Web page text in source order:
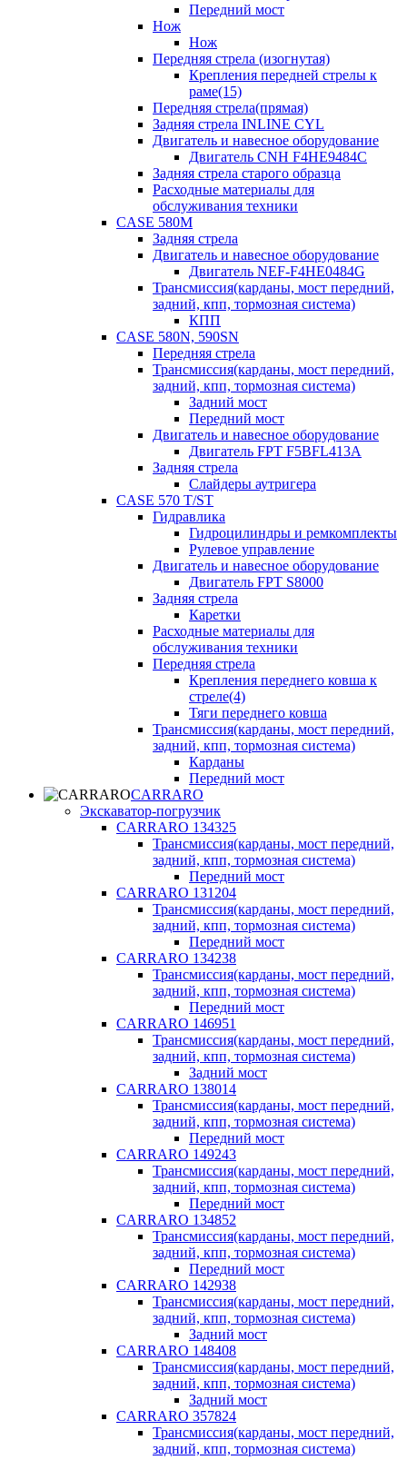
Передний мост
Нож
Нож
Передняя стрела (изогнутая)
Крепления передней стрелы к
раме(15)
Передняя стрела(прямая)
Задняя стрела INLINE CYL
Двигатель и навесное оборудование
Двигатель CNH F4HE9484C
Задняя стрела старого образца
Расходные материалы для
обслуживания техники
CASE 580M
Задняя стрела
Двигатель и навесное оборудование
Двигатель NEF-F4HE0484G
Трансмиссия(карданы, мост передний,
задний, кпп, тормозная система)
КПП
CASE 580N, 590SN
Передняя стрела
Трансмиссия(карданы, мост передний,
задний, кпп, тормозная система)
Задний мост
Передний мост
Двигатель и навесное оборудование
Двигатель FPT F5BFL413A
Задняя стрела
Слайдеры аутригера
CASE 570 T/ST
Гидравлика
Гидроцилиндры и ремкомплекты
Рулевое управление
Двигатель и навесное оборудование
Двигатель FPT S8000
Задняя стрела
Каретки
Расходные материалы для
обслуживания техники
Передняя стрела
Крепления переднего ковша к
стреле(4)
Тяги переднего ковша
Трансмиссия(карданы, мост передний,
задний, кпп, тормозная система)
Карданы
Передний мост
CARRARO
Экскаватор-погрузчик
CARRARO 134325
Трансмиссия(карданы, мост передний,
задний, кпп, тормозная система)
Передний мост
CARRARO 131204
Трансмиссия(карданы, мост передний,
задний, кпп, тормозная система)
Передний мост
CARRARO 134238
Трансмиссия(карданы, мост передний,
задний, кпп, тормозная система)
Передний мост
CARRARO 146951
Трансмиссия(карданы, мост передний,
задний, кпп, тормозная система)
Задний мост
CARRARO 138014
Трансмиссия(карданы, мост передний,
задний, кпп, тормозная система)
Передний мост
CARRARO 149243
Трансмиссия(карданы, мост передний,
задний, кпп, тормозная система)
Передний мост
CARRARO 134852
Трансмиссия(карданы, мост передний,
задний, кпп, тормозная система)
Передний мост
CARRARO 142938
Трансмиссия(карданы, мост передний,
задний, кпп, тормозная система)
Задний мост
CARRARO 148408
Трансмиссия(карданы, мост передний,
задний, кпп, тормозная система)
Задний мост
CARRARO 357824
Трансмиссия(карданы, мост передний,
задний, кпп, тормозная система)